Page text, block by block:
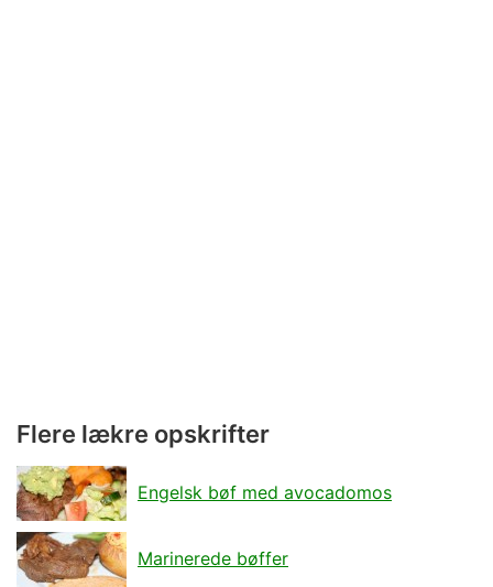
Flere lækre opskrifter
Engelsk bøf med avocadomos
Marinerede bøffer